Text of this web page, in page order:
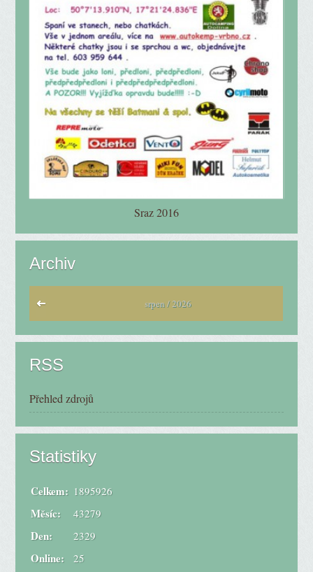
Sraz 2016
Archiv
srpen / 2026
RSS
Přehled zdrojů
Statistiky
Online: 25
Celkem: 1895926
Měsíc: 43279
Den: 2329